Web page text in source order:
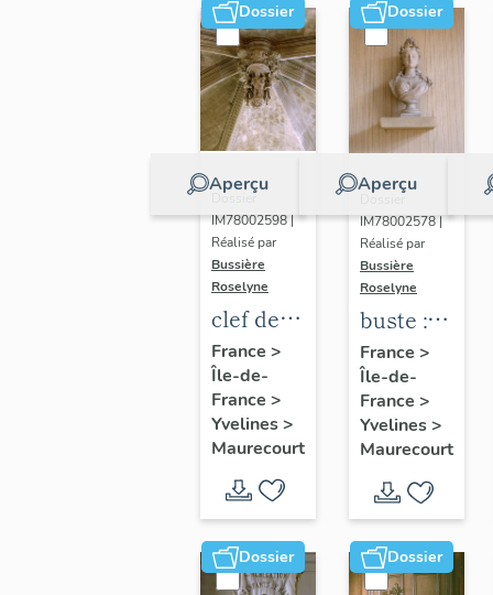
Dossier
Aperçu
Dossier
IM78002598 |
Réalisé par
Bussière
Roselyne
clef de
voûte
pendante
: Vierge
à
l'Enfant
France >
Île-de-
France >
Yvelines>
Maurecourt
Dossier
Aperçu
IM78002578 |
Réalisé par
Bussière
Roselyne
buste :
Marianne
France >
Île-de-
France >
Yvelines>
Maurecourt
Dossier Dossier